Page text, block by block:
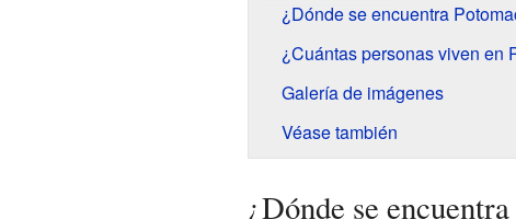
¿Dónde se encuentra
¿Cuántas personas viven en
Galería de imágenes
Véase también
¿Dónde se